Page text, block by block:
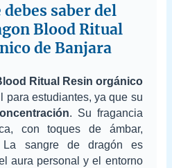
saber del
Blood Ritual
de Banjara
Ritual Resin orgánico
para estudiantes, ya que su
. Su fragancia
con toques de ámbar,
sangre de dragón es
aura personal y el entorno